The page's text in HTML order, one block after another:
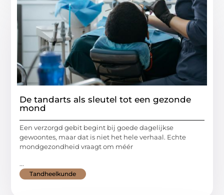
De tandarts als sleutel tot een gezonde
mond
Een verzorgd gebit begint bij goede dagelijkse
gewoontes, maar dat is niet het hele verhaal. Echte
mondgezondheid vraagt om méér
...
Tandheelkunde